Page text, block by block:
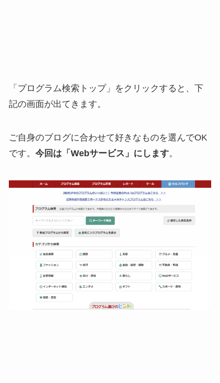
「プログラム検索トップ」をクリックすると、下
記の画面が出てきます。
ご自身のブログに合わせて好きなものを選んでOK
です。 今回は「Webサービス」にします。